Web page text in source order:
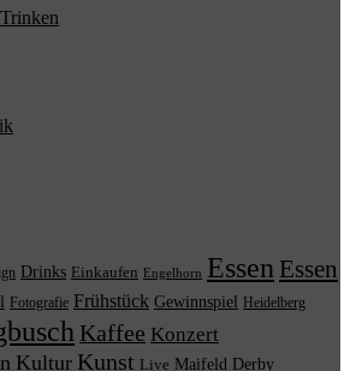
Drinks Einkaufen Engelhorn Essen Essen
Fotografie Frühstück Gewinnspiel Heidelberg
Kaffee Konzert
Kultur Kunst Live Maifeld Derby